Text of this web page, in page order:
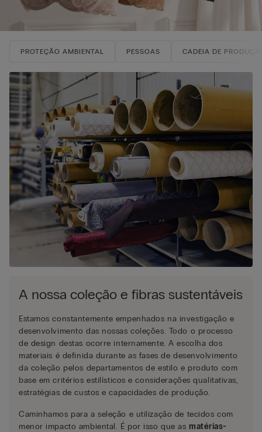
PROTEÇÃO AMBIENTAL PESSOAS CADEIA DE
A nossa coleção e fibras sustentáveis
Estamos constantemente empenhados na investigação e
desenvolvimento das nossas coleções. Todo o processo
de design destas ocorre internamente. A escolha dos
materiais é definida durante as fases de desenvolvimento
da coleção pelos departamentos de estilo e produto com
base em critérios estilísticos e considerações qualitativas,
estratégias de custos e capacidades de produção.
Caminhamos para a seleção e utilização de tecidos com
menor impacto ambiental. É por isso que asmatérias-